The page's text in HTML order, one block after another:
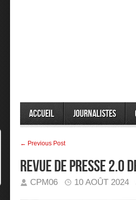
Accueil Journalistes
← Previous Post
Revue de presse
CPM06 10 AOÛT 2024